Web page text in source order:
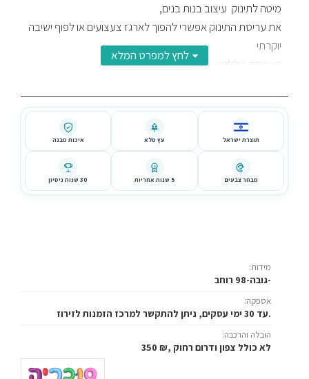
תוצרת ישראל עץ מלא איכות מבנה
מבחר צבעים
5
5 שנות אחריות 30 שנות ניסיון
מיטה לתינוק עיצוב בנות בנים,
את עריסת התינוק אפשרי להפוך לארגז צעצועים או לפוף ישיבה
יוקרתי
העריסה כוללת:
מה מיוחד בעריסה שלנו
בעלת שימוש בכמה אופציות
מידות:
גובה-98 רוחב-
אספקה:
עד 30 ימי עסקים, ניתן להתקשר למרכז הזמנות לזירוז.
הובלה והרכבה:
350 ₪, לא כולל צפון ודרום רחוק